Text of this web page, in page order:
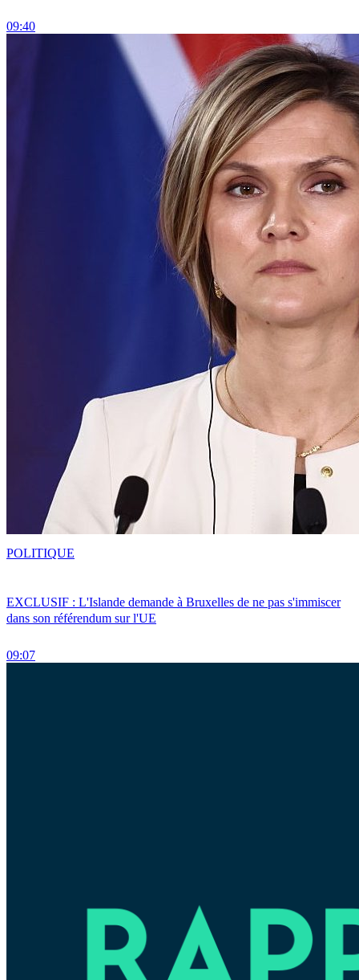
09:40
EXCLUSIF : L'Islande demande à Bruxelles de ne pas s'immiscer
dans son référendum sur l'UE
09:07
POLITIQUE